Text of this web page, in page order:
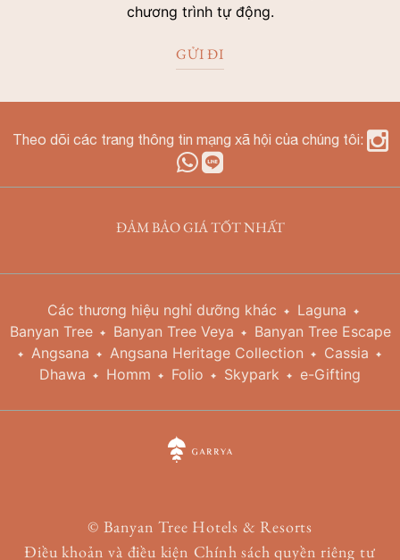
chương trình tự động.
Theo dõi các trang thông tin mạng xã hội của chúng tôi:
ĐẢM BẢO GIÁ TỐT NHẤT
Các thương hiệu nghỉ dưỡng khác
Laguna
Banyan Tree
Banyan Tree Veya
Banyan Tree Escape
Angsana
Angsana Heritage Collection
Cassia
Dhawa
Homm Folio Skypark e-Gifting
© Banyan Tree Hotels & Resorts
Điều khoản và điều kiện Chính sách quyền riêng tư